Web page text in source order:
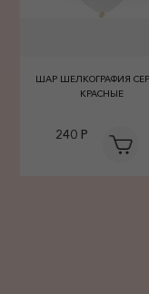
ШАР ШЕЛКОГРАФИЯ
КРАСНЫЕ
240 Р